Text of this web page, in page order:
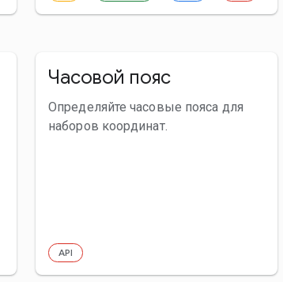
Часовой пояс
Определяйте часовые пояса для
наборов координат.
API